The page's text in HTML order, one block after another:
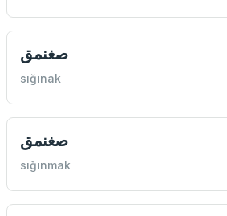
صغنمق
sığınak
صغنمق
sığınmak